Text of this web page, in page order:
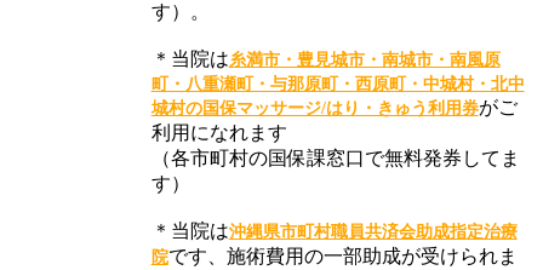
す）。
＊当院は糸満市・豊見城市・南城市・南風原
町・八重瀬町・与那原町・西原町・中城村・北中
城村の国保マッサージ/はり・きゅう利用券がご
利用になれます
（各市町村の国保課窓口で無料発券してま
す）
＊当院は沖縄県市町村職員共済会助成指定治療
院です、施術費用の一部助成が受けられま